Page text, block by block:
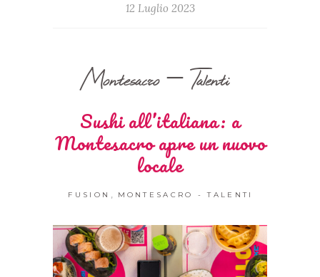
12 Luglio 2023
Montesacro – Talenti
Sushi all’italiana: a
Montesacro apre un nuovo
locale
FUSION MONTESACRO - TALENTI